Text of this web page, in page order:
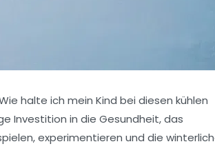
halte ich mein Kind bei diesen kühlen
Investition in die Gesundheit, das
experimentieren und die